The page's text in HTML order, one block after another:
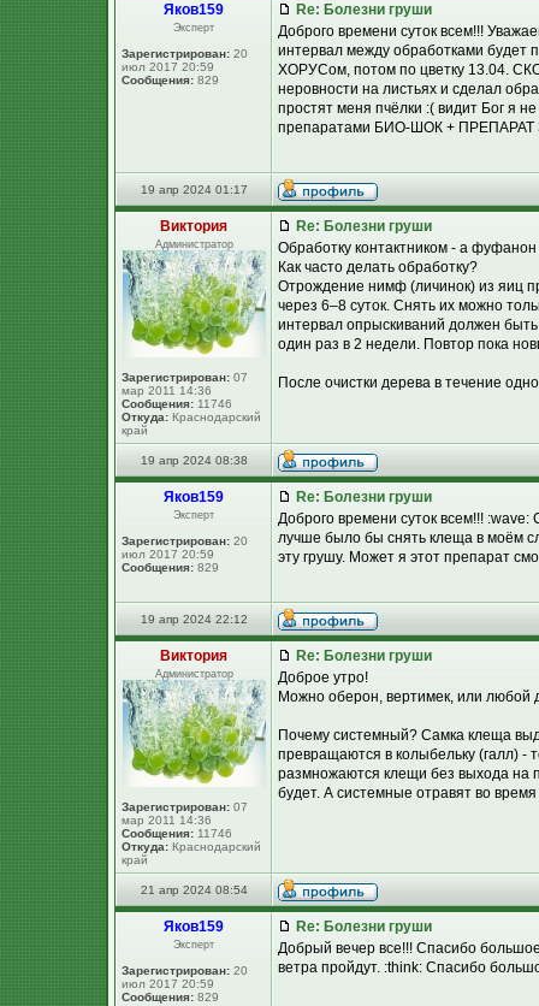
Яков159
Эксперт
Зарегистрирован: 20
июл 2017 20:59
Сообщения: 829
Re: Болезни груши
Доброго времени суток всем!!!
интервал между обработками будет
ХОРУСом, потом по цветку 13.04.
неровности на листьях и сделал
простят меня пчёлки :( видит Бог я
препаратами БИО-ШОК + ПРЕПАРАТ
19 апр 2024 01:17
Виктория
Администратор
Зарегистрирован: 07
мар 2011 14:36
Сообщения: 11746
Откуда: Краснодарский
край
Re: Болезни груши
Обработку контактником - а
Как часто делать обработку?
Отрождение нимф (личинок) из яиц
через 6–8 суток. Снять их можно
интервал опрыскиваний должен
один раз в 2 недели. Повтор пока
После очистки дерева в течение
19 апр 2024 08:38
Яков159
Эксперт
Зарегистрирован: 20
июл 2017 20:59
Сообщения: 829
Re: Болезни груши
Доброго времени суток всем!!!
лучше было бы снять клеща в моём
эту грушу. Может я этот препарат
19 апр 2024 22:12
Виктория
Администратор
Зарегистрирован: 07
мар 2011 14:36
Сообщения: 11746
Откуда: Краснодарский
край
Re: Болезни груши
Доброе утро!
Можно оберон, вертимек, или любой
Почему системный? Самка клеща
превращаются в колыбельку (галл) -
размножаются клещи без выхода на
будет. А системные отравят во
21 апр 2024 08:54
Яков159
Эксперт
Зарегистрирован: 20
июл 2017 20:59
Сообщения: 829
Re: Болезни груши
Добрый вечер все!!! Спасибо
ветра пройдут. :think: Спасибо